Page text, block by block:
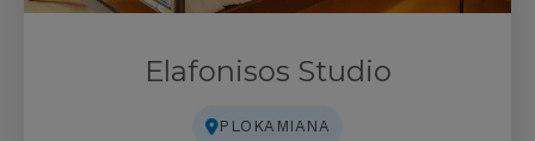
Elafonisos Studio
PLOKAMIANA